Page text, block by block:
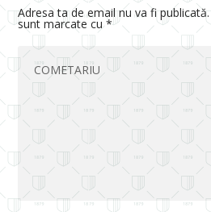
Adresa ta de email nu va fi publicată.
sunt marcate cu*